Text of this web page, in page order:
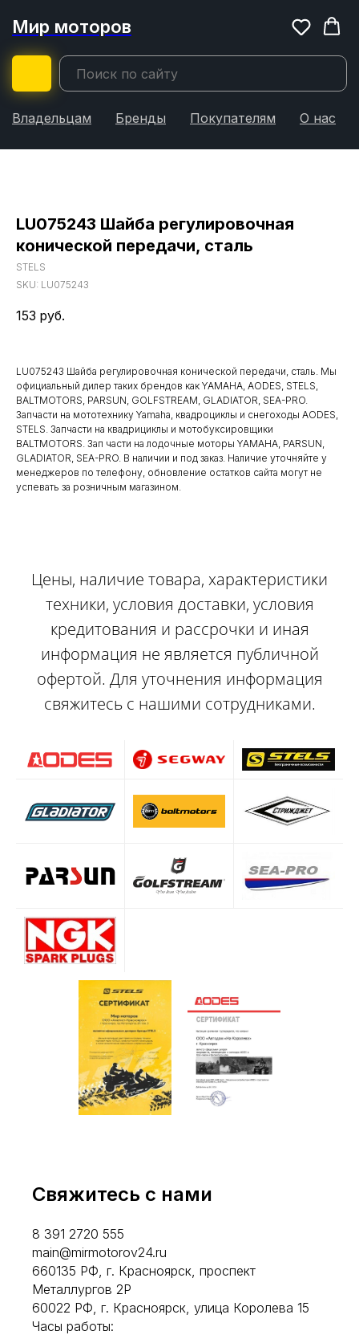
Мир моторов
Владельцам Бренды Покупателям О нас
LU075243 Шайба регулировочная
конической передачи, сталь
STELS
SKU: LU075243
153 руб.
LU075243 Шайба регулировочная конической передачи, сталь. Мы
официальный дилер таких брендов как YAMAHA, AODES, STELS,
BALTMOTORS, PARSUN, GOLFSTREAM, GLADIATOR, SEA-PRO.
Запчасти на мототехнику Yamaha, квадроциклы и снегоходы AODES,
STELS. Запчасти на квадрициклы и мотобуксировщики
BALTMOTORS. Зап части на лодочные моторы YAMAHA, PARSUN,
GLADIATOR, SEA-PRO. В наличии и под заказ. Наличие уточняйте у
менеджеров по телефону, обновление остатков сайта могут не
успевать за розничным магазином.
Цены, наличие товара, характеристики
техники, условия доставки, условия
кредитования и рассрочки и иная
информация не является публичной
офертой. Для уточнения информация
свяжитесь с нашими сотрудниками.
Свяжитесь с нами
8 391 2720 555
main@mirmotorov24.ru
660135 РФ, г. Красноярск, проспект
Металлургов 2Р
60022 РФ, г. Красноярск, улица Королева 15
Часы работы: